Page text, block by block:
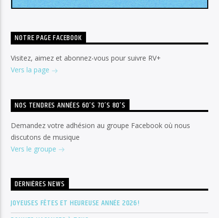
NOTRE PAGE FACEBOOK
Visitez, aimez et abonnez-vous pour suivre RV+
Vers la page
NOS TENDRES ANNÉES 60’S 70’S 80’S
Demandez votre adhésion au groupe Facebook où nous
discutons de musique
Vers le groupe
DERNIÈRES NEWS
JOYEUSES FÊTES ET HEUREUSE ANNÉE 2026!